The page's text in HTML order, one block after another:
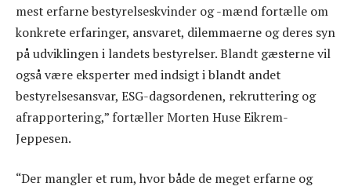
mest erfarne bestyrelseskvinder og -mænd fortælle om
konkrete erfaringer, ansvaret, dilemmaerne og deres syn
på udviklingen i landets bestyrelser. Blandt gæsterne vil
også være eksperter med indsigt i blandt andet
bestyrelsesansvar, ESG-dagsordenen, rekruttering og
afrapportering,” fortæller Morten Huse Eikrem-
Jeppesen.
“Der mangler et rum, hvor både de meget erfarne og